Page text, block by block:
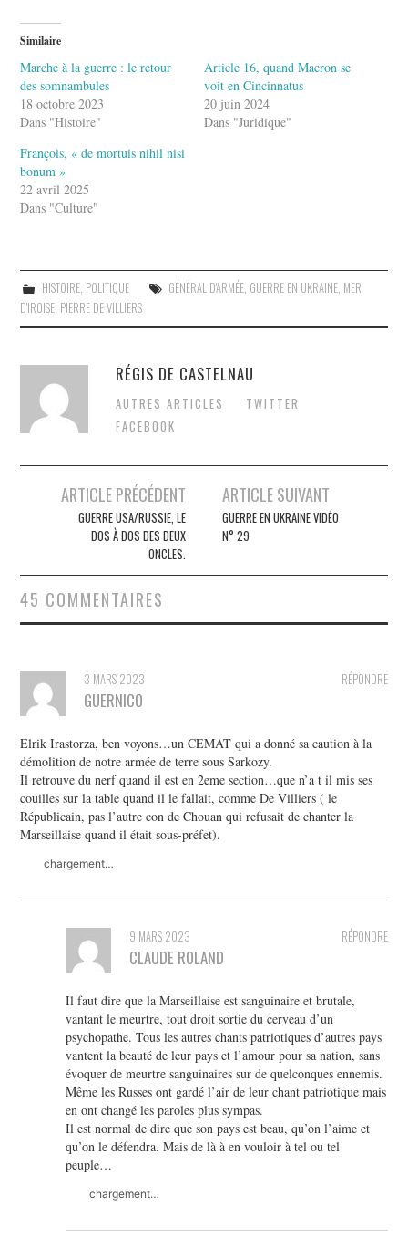
Similaire
Marche à la guerre : le retour
des somnambules
18 octobre 2023
Dans "Histoire"
Article 16, quand Macron se
voit en Cincinnatus
20 juin 2024
Dans "Juridique"
François, « de mortuis nihil nisi
bonum »
22 avril 2025
Dans "Culture"
HISTOIRE, POLITIQUE GÉNÉRAL D'ARMÉE, GUERRE EN UKRAINE, MER
D'IROISE PIERRE DE VILLIERS
RÉGIS DE CASTELNAU
AUTRES ARTICLES
TWITTER
FACEBOOK
navigation
ARTICLE PRÉCÉDENT
GUERRE USA/RUSSIE, LE
DOS À DOS DES DEUX
ONCLES.
ARTICLE SUIVANT
GUERRE EN UKRAINE VIDÉO
N° 29
45 COMMENTAIRES
RÉPONDRE
3 MARS 2023
GUERNICO
Elrik Irastorza, ben voyons…un CEMAT qui a donné sa caution à la
démolition de notre armée de terre sous Sarkozy.
Il retrouve du nerf quand il est en 2eme section…que n’a t il mis ses
couilles sur la table quand il le fallait, comme De Villiers ( le
Républicain, pas l’autre con de Chouan qui refusait de chanter la
Marseillaise quand il était sous-préfet).
chargement…
RÉPONDRE
9 MARS 2023
CLAUDE ROLAND
Il faut dire que la Marseillaise est sanguinaire et brutale,
vantant le meurtre, tout droit sortie du cerveau d’un
psychopathe. Tous les autres chants patriotiques d’autres pays
vantent la beauté de leur pays et l’amour pour sa nation, sans
évoquer de meurtre sanguinaires sur de quelconques ennemis.
Même les Russes ont gardé l’air de leur chant patriotique mais
en ont changé les paroles plus sympas.
Il est normal de dire que son pays est beau, qu’on l’aime et
qu’on le défendra. Mais de là à en vouloir à tel ou tel
peuple…
chargement…